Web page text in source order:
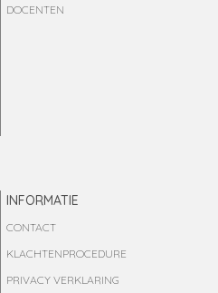
DOCENTEN
INFORMATIE
CONTACT
KLACHTENPROCEDURE
PRIVACY VERKLARING